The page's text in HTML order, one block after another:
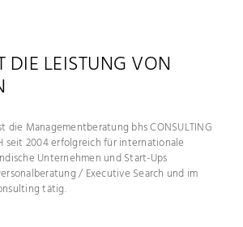
DIE LEISTUNG VON
Managementberatung bhs CONSULTING
seit 2004 erfolgreich für internationale
Unternehmen und Start-Ups
/ Executive Search und im
tätig.